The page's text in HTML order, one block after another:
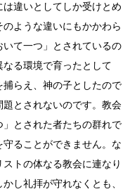
違いとしてしか受けとめ
ような違いにもかかわら
て一つ」とされているの
る環境で育ったとして
らえ、神の子としたので
とされないのです。教会
とされた者たちの群れで
ることができません。な
トの体なる教会に連なり
し礼拝が守れなくとも、